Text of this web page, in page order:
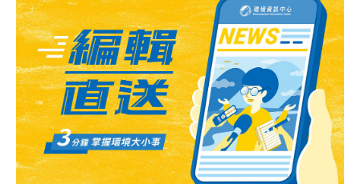
單位曾預警呼籲農民減種，但冬季蔬菜最好種，高麗菜這
季產量種植面積超過預估約130公頃，產量多出約8000公
噸，經過1個多月促銷，已消化4000多公噸。李蒼郎表
示，以前農作物盛產若採耕除方式，不但沒有讓消費者買
到便宜的農產品，農民也沒有好處，因此這次決定以促銷
方式，讓全民獲益，達到雙贏目的。農糧署說，經過1個
多月的促銷高麗菜，包括截切、加工、外銷、贈送弱勢團
體等，已經消化了4000多公噸，加上後續的團購、行銷等
推廣方案，預估兩週以後，高麗